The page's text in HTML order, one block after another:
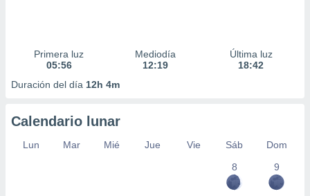
Primera luz
05:56
Mediodía
12:19
Última luz
18:42
Duración del día 12h 4m
Calendario lunar
Lun Mar Mié Jue Vie Sáb
Dom
8
9